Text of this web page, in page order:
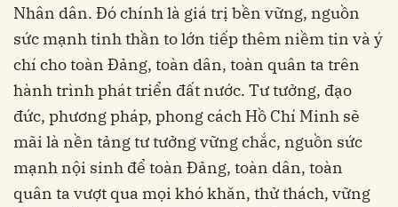
Nhân dân. Đó chính là giá trị bền vững, nguồn
sức mạnh tinh thần to lớn tiếp thêm niềm tin và ý
chí cho toàn Đảng, toàn dân, toàn quân ta trên
hành trình phát triển đất nước. Tư tưởng, đạo
đức, phương pháp, phong cách Hồ Chí Minh sẽ
mãi là nền tảng tư tưởng vững chắc, nguồn sức
mạnh nội sinh để toàn Đảng, toàn dân, toàn
quân ta vượt qua mọi khó khăn, thử thách, vững